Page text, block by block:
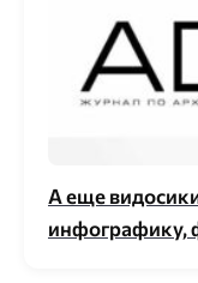
А еще
инфографику,